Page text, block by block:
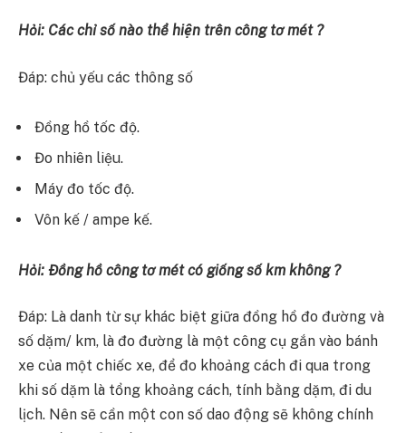
Hỏi: Các chỉ số nào thể hiện trên công tơ mét ?
Đáp: chủ yếu các thông số
Đồng hồ tốc độ.
Đo nhiên liệu.
Máy đo tốc độ.
Vôn kế / ampe kế.
Hỏi: Đồng hồ công tơ mét có giống số km không ?
Đáp: Là danh từ sự khác biệt giữa đồng hồ đo đường và
số dặm/ km, là đo đường là một công cụ gắn vào bánh
xe của một chiếc xe, để đo khoảng cách đi qua trong
khi số dặm là tổng khoảng cách, tính bằng dặm, đi du
lịch. Nên sẽ cần một con số dao động sẽ không chính